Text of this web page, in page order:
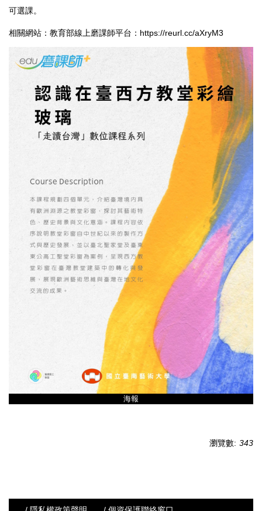
可選課。
相關網站：教育部線上磨課師平台： https://reurl.cc/aXryM3
海報
瀏覽數: 343